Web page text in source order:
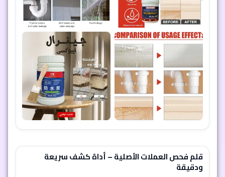
قلم فحص العملات الأصلية – أداة كشف سريعة
ودقيقة
احمِ معاملاتك النقدية من التزوير باستخدام قلم فحص دقيق